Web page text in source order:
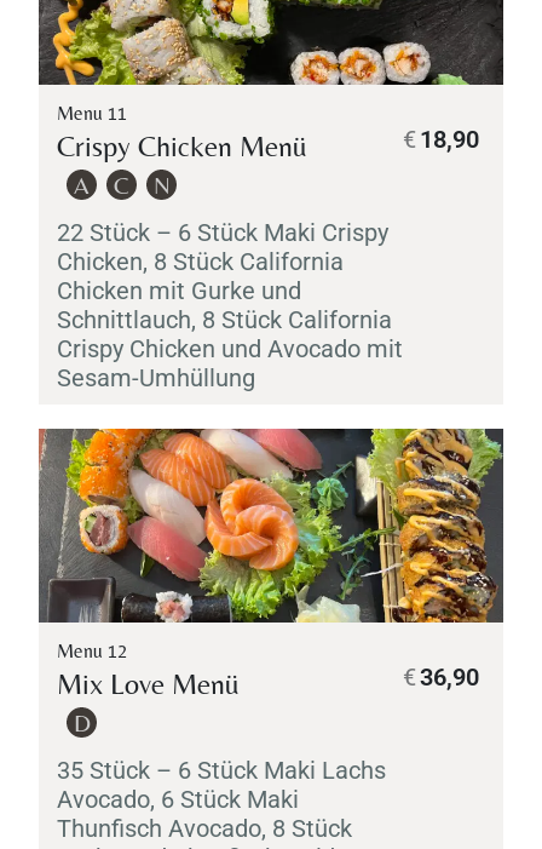
Menu 11
Crispy Chicken Menü
A C N
22 Stück – 6 Stück Maki Crispy
Chicken, 8 Stück California
Chicken mit Gurke und
Schnittlauch, 8 Stück California
Crispy Chicken und Avocado mit
Sesam-Umhüllung
18,90
€
Menu 12
Mix Love Menü
D
35 Stück – 6 Stück Maki Lachs
Avocado, 6 Stück Maki
Thunfisch Avocado, 8 Stück
36,90
€
Table Reservation